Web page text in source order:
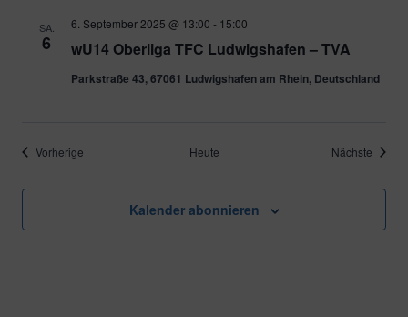
SA.
6 wU14 Oberliga TFC Ludwigshafen – TVA
6. September 2025 @ 13:00 - 15:00
Parkstraße 43, 67061 Ludwigshafen am Rhein, Deutschland
Vorherige Heute Nächste
Kalender abonnieren